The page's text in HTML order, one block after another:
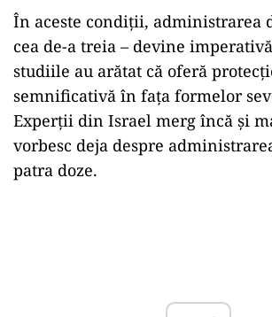
În aceste condiţii, administrarea
cea de-a treia – devine
studiile au arătat că oferă
semnificativă în fața formelor
Experții din Israel merg încă și
vorbesc deja despre
patra doze.